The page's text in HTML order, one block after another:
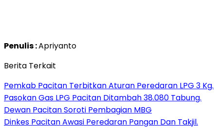
Penulis :Apriyanto
Berita Terkait
Pemkab Pacitan Terbitkan Aturan Peredaran LPG 3 Kg.
Pasokan Gas LPG Pacitan Ditambah 38.080 Tabung.
Dewan Pacitan Soroti Pembagian MBG
Dinkes Pacitan Awasi Peredaran Pangan Dan Takjil.